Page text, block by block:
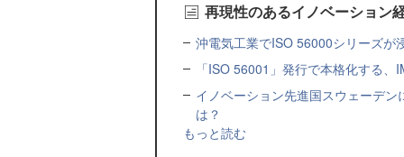
再現性のあるイノベーション
沖電気工業でISO 56000シリーズ
「ISO 56001」発行で本格化する
イノベーション先進国スウェーデ
は？
もっと読む